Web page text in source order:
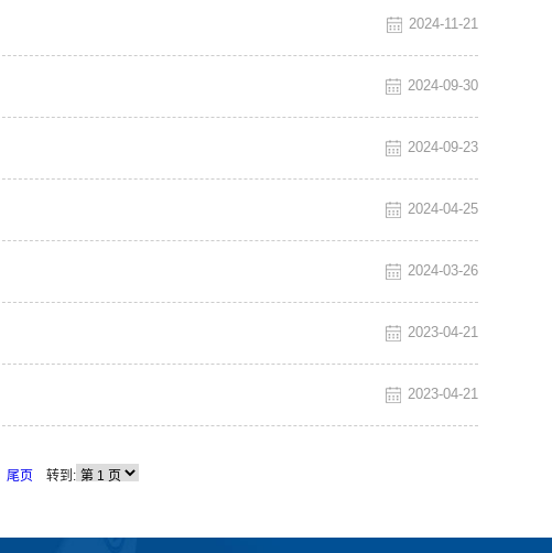
2024-11-21
2024-09-30
2024-09-23
2024-04-25
2024-03-26
2023-04-21
2023-04-21
尾页 转到: